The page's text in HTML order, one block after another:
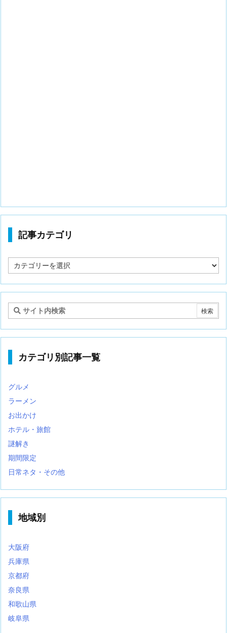
記事カテゴリ
事
テ
リ
カテゴリ別記事一覧
グルメ
ラーメン
お出かけ
ホテル・旅館
謎解き
期間限定
日常ネタ・その他
地域別
大阪府
兵庫県
京都府
奈良県
和歌山県
岐阜県